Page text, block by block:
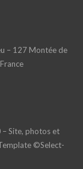
– 127 Montée de
Site, photos et
©Select-